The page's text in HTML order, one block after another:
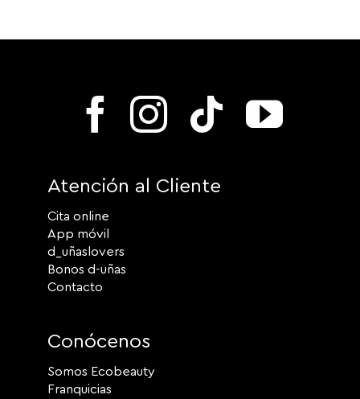
Atención al Cliente
Cita online
App móvil
d_uñaslovers
Bonos d-uñas
Contacto
Conócenos
Somos Ecobeauty
Franquicias